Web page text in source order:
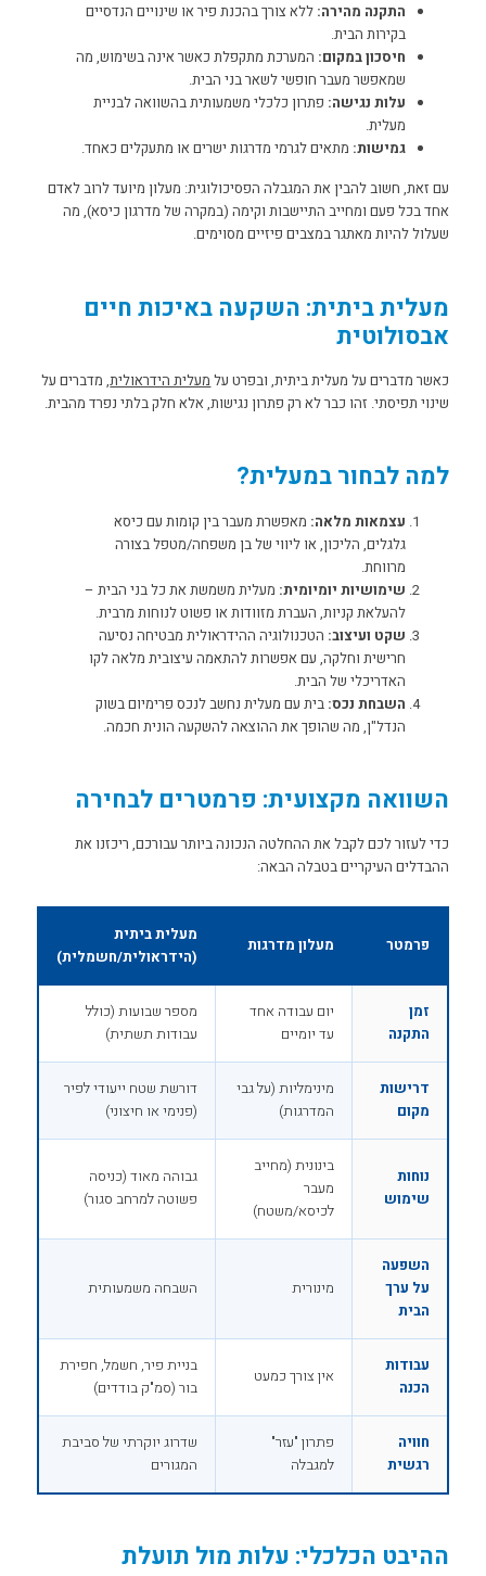
התקנה מהירה: ללא צורך בהכנת פיר או שינויים הנדסיים
בקירות הבית.
חיסכון במקום: המערכת מתקפלת כאשר אינה בשימוש, מה
שמאפשר מעבר חופשי לשאר בני הבית.
עלות נגישה: פתרון כלכלי משמעותית בהשוואה לבניית
מעלית.
גמישות: מתאים לגרמי מדרגות ישרים או מתעקלים כאחד.
עם זאת, חשוב להבין את המגבלה הפסיכולוגית: מעלון מיועד לרוב לאדם
אחד בכל פעם ומחייב התיישבות וקימה (במקרה של מדרגון כיסא), מה
שעלול להיות מאתגר במצבים פיזיים מסוימים.
מעלית ביתית: השקעה באיכות חיים
אבסולוטית
כאשר מדברים על מעלית ביתית, ובפרט על מעלית הידראולית, מדברים על
שינוי תפיסתי. זהו כבר לא רק פתרון נגישות, אלא חלק בלתי נפרד מהבית.
למה לבחור במעלית?
עצמאות מלאה: מאפשרת מעבר בין קומות עם כיסא
גלגלים, הליכון, או ליווי של בן משפחה/מטפל בצורה
מרווחת.
שימושיות יומיומית: מעלית משמשת את כל בני הבית –
להעלאת קניות, העברת מזוודות או פשוט לנוחות מרבית.
שקט ועיצוב: הטכנולוגיה ההידראולית מבטיחה נסיעה
חרישית וחלקה, עם אפשרות להתאמה עיצובית מלאה לקו
האדריכלי של הבית.
השבחת נכס: בית עם מעלית נחשב לנכס פרימיום בשוק
הנדל"ן, מה שהופך את ההוצאה להשקעה הונית חכמה.
השוואה מקצועית: פרמטרים לבחירה
כדי לעזור לכם לקבל את ההחלטה הנכונה ביותר עבורכם, ריכזנו את
ההבדלים העיקריים בטבלה הבאה:
פרמטר מעלון מדרגות
מעלית ביתית
(הידראולית/חשמלית)
זמן
התקנה
יום עבודה אחד
עד יומיים
מספר שבועות (כולל
עבודות תשתית)
דרישות
מקום
מינימליות (על גבי
המדרגות)
דורשת שטח ייעודי לפיר
(פנימי או חיצוני)
נוחות
שימוש
בינונית (מחייב
מעבר
לכיסא/משטח)
גבוהה מאוד (כניסה
פשוטה למרחב סגור)
השפעה
על ערך
הבית
מינורית השבחה משמעותית
עבודות
הכנה
אין צורך כמעט
בניית פיר, חשמל, חפירת
בור (סמ"ק בודדים)
חוויה
רגשית
פתרון "עזר"
למגבלה
שדרוג יוקרתי של סביבת
המגורים
ההיבט הכלכלי: עלות מול תועלת